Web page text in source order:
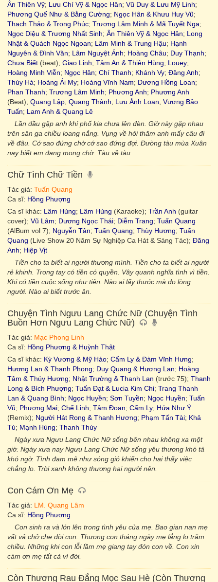
Ân Thiên Vỹ; Lưu Chí Vỹ & Ngọc Hân; Vũ Duy & Lưu Mỹ Linh;
Phương Quế Như & Bằng Cường; Ngọc Hân & Khưu Huy Vũ;
Thạch Thảo & Trọng Phúc; Trương Lâm Minh & Mã Tuyết Nga;
Ngọc Diệu & Trương Nhất Sinh; Ân Thiên Vỹ & Ngọc Hân; Long
Nhật & Quách Ngọc Ngoan; Lâm Minh & Trung Hậu; Hạnh
Nguyên & Đình Văn; Lâm Nguyệt Ánh; Hoàng Châu; Duy Thạnh;
Chưa Biết (beat); Giao Linh; Tâm An & Thiên Hùng; Louey;
Hoàng Minh Viễn; Ngọc Hân; Chí Thanh; Khánh Vy; Đăng Anh;
Thúy Hà; Hoàng Ái My; Hoàng Vĩnh Nam; Dương Hồng Loan;
Phan Thanh; Trương Lâm Minh; Phương Anh; Phương Anh
(Beat); Quang Lập; Quang Thành; Lưu Ánh Loan; Vương Bảo
Tuấn; Lam Anh & Quang Lê
Lần đầu gặp anh khi phố kia chưa lên đèn. Giờ này gặp nhau
trên sân ga chiều loang nắng. Vụng về hỏi thăm anh mấy câu đi
về đâu. Cớ sao đứng chờ cớ sao đứng đợi. Đường tàu mùa Xuân
nay biết em đang mong chờ. Tàu về tàu.
Chữ Tình Chữ Tiền
Tác giả: Tuấn Quang
Ca sĩ: Hồng Phượng
Ca sĩ khác: Lâm Hùng; Lâm Hùng (Karaoke); Trần Anh (guitar
cover); Vũ Lâm; Dương Ngọc Thái; Diễm Trang; Tuấn Quang
(AlBum vol 7); Nguyễn Tân; Tuấn Quang; Thùy Hương; Tuấn
Quang (Live Show 20 Năm Sự Nghiệp Ca Hát & Sáng Tác); Đăng
Anh; Hiệp Vịt
Tiền cho ta biết ai người thương mình. Tiền cho ta biết ai người
rẻ khinh. Trong tay có tiền có quyền. Vây quanh nghĩa tình vì tiền.
Khi có tiền cuộc sống như tiên. Nào ai lấy thước mà đo lòng
người. Nào ai biết trước ân.
Chuyện Tình Ngưu Lang Chức Nữ (Chuyện Tình
Buồn Hơn Ngưu Lang Chức Nữ)
Tác giả: Mạc Phong Linh
Ca sĩ: Hồng Phượng & Huỳnh Thật
Ca sĩ khác: Kỳ Vương & Mỹ Hảo; Cẩm Ly & Đàm Vĩnh Hưng;
Hương Lan & Thanh Phong; Duy Quang & Hương Lan; Hoàng
Tâm & Thúy Hương; Nhật Trường & Thanh Lan (trước 75); Thanh
Long & Bích Phượng; Tuấn Đạt & Lucia Kim Chi; Trang Thanh
Lan & Quang Bình; Ngọc Huyền; Sơn Tuyền; Ngọc Huyền; Tuấn
Vũ; Phượng Mai; Chế Linh; Tâm Đoan; Cẩm Ly; Hứa Như Ý
(Remix); Người Hát Rong & Thanh Hương; Phạm Tấn Tài; Khả
Tú; Mạnh Hùng; Thanh Thúy
Ngày xưa Ngưu Lang Chức Nữ sống bên nhau không xa một
giờ. Ngày xưa nay Ngưu Lang Chức Nữ sống yêu thương khó tả
khó ngờ. Tình đam mê như sóng gió khiến cho hai thấy việc
chẳng lo. Trời xanh không thương hai người nên.
Con Cám Ơn Mẹ
Tác giả: LM. Quang Lâm
Ca sĩ: Hồng Phượng
Con sinh ra và lớn lên trong tình yêu của mẹ. Bao gian nan mẹ
vất vả chở che đời con. Thương con tháng ngày mẹ lắng lo trăm
chiều. Những khi con lỗi lầm mẹ giang tay đón con về. Con xin
cám ơn mẹ tất cả vì đời.
Còn Thương Rau Đắng Mọc Sau Hè (Còn Thương